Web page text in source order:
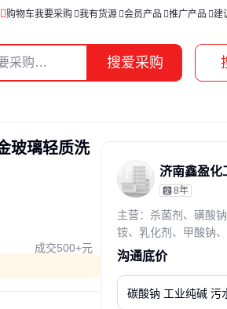
购物车我要采购 我有货源 会员产品 推广产品 建
搜爱采购
玻璃轻质洗
成交500+元
8年
主营：杀菌剂、磺酸
铵、乳化剂、甲酸钠、
元明粉、防腐剂、葡萄
调节剂、干燥剂、氯化
钠、醋酸钠、冷却液
沟通底价